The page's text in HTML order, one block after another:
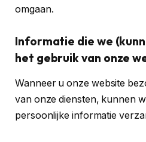
omgaan.
Informatie die we
het gebruik van onze
Wanneer u onze website
van onze diensten, kunnen
persoonlijke informatie